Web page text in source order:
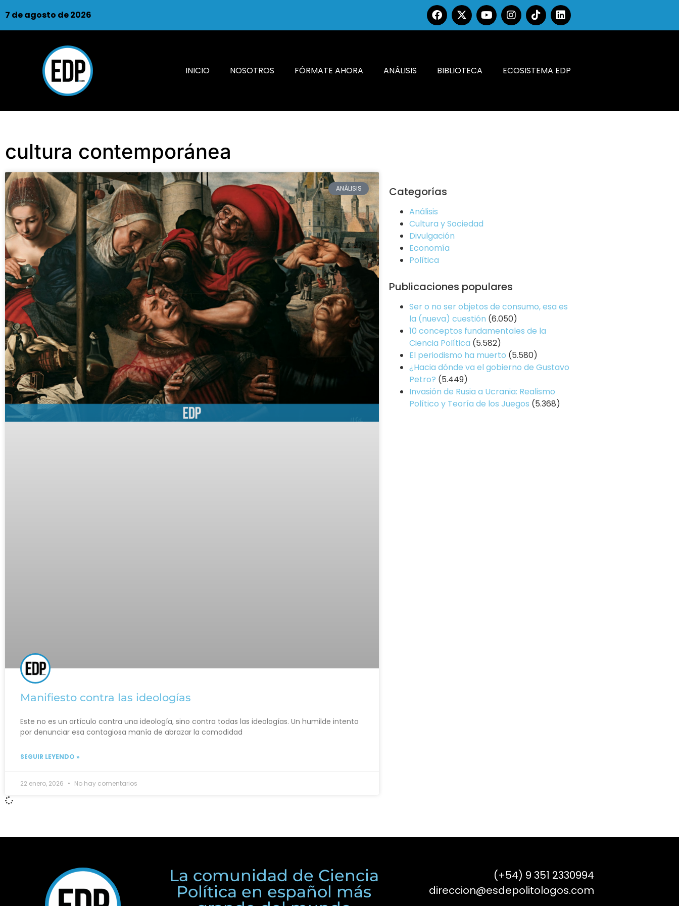
7 de agosto de 2026
INICIO NOSOTROS FÓRMATE AHORA ANÁLISIS BIBLIOTECA ECOSISTEMA EDP
cultura contemporánea
ANÁLISIS
Manifiesto contra las ideologías
Este no es un artículo contra una ideología, sino contra todas las ideologías. Un humilde intento
por denunciar esa contagiosa manía de abrazar la comodidad
SEGUIR LEYENDO »
22 enero, 2026 No hay comentarios
Categorías
Análisis
Cultura y Sociedad
Divulgación
Economía
Política
Publicaciones populares
Ser o no ser objetos de consumo, esa es
la (nueva) cuestión (6.050)
10 conceptos fundamentales de la
Ciencia Política (5.582)
El periodismo ha muerto (5.580)
¿Hacia dónde va el gobierno de Gustavo
Petro? (5.449)
Invasión de Rusia a Ucrania: Realismo
Político y Teoría de los Juegos (5.368)
La comunidad de Ciencia
Política en español más
(+54) 9 351 2330994
direccion@esdepolitologos.com